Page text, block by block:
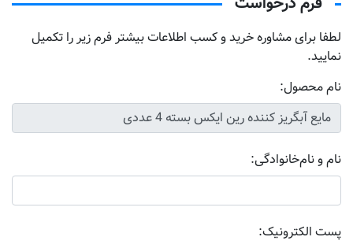
لطفا برای مشاوره خرید و کسب اطلاعات بیشتر فرم زیر را تکمیل
نمایید.
نام محصول:
نام و نام‌خانوادگی:
پست الکترونیک: